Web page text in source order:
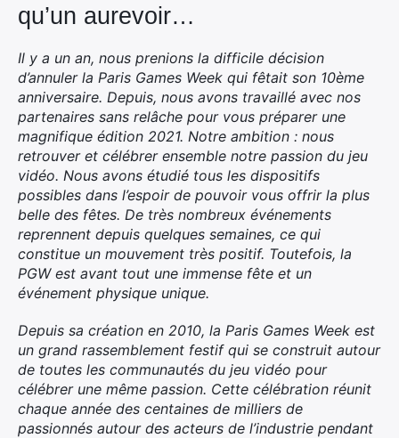
qu’un aurevoir…
Il y a un an, nous prenions la difficile décision
d’annuler la Paris Games Week qui fêtait son 10ème
anniversaire. Depuis, nous avons travaillé avec nos
partenaires sans relâche pour vous préparer une
magnifique édition 2021. Notre ambition : nous
retrouver et célébrer ensemble notre passion du jeu
vidéo. Nous avons étudié tous les dispositifs
possibles dans l’espoir de pouvoir vous offrir la plus
belle des fêtes. De très nombreux événements
reprennent depuis quelques semaines, ce qui
constitue un mouvement très positif. Toutefois, la
PGW est avant tout une immense fête et un
événement physique unique.
Depuis sa création en 2010, la Paris Games Week est
un grand rassemblement festif qui se construit autour
de toutes les communautés du jeu vidéo pour
célébrer une même passion. Cette célébration réunit
chaque année des centaines de milliers de
passionnés autour des acteurs de l’industrie pendant